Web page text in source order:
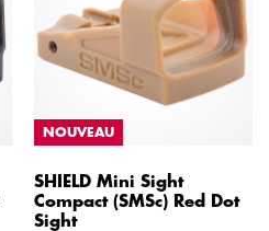
NOUVEAU
SHIELD Mini Sight
Compact (SMSc) Red Dot
Sight